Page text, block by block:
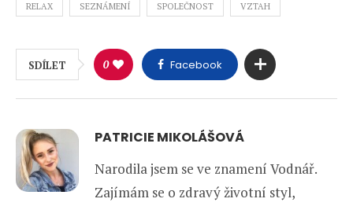
RELAX SEZNÁMENÍ SPOLEČNOST VZTAH
SDÍLET 0 Facebook
PATRICIE MIKOLÁŠOVÁ
Narodila jsem se ve znamení Vodnář.
Zajímám se o zdravý životní styl,